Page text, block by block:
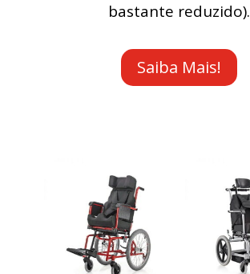
bastante reduzido).
Saiba Mais!